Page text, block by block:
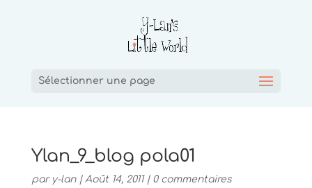
Sélectionner une page
Ylan_9_blog pola01
par y-lan| Août 14, 2011| 0 commentaires